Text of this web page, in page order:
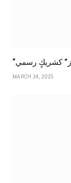
كشريكٍ رسمي
MARCH 24, 2025